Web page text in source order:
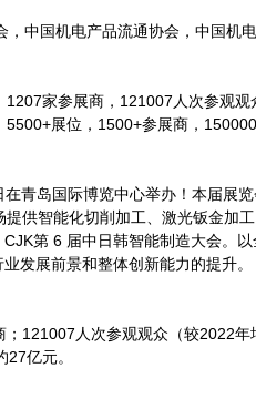
中国机电产品流通协会，中国机
家参展商，121007人次参观观
展位，1500+参展商，
岛国际博览中心举办！本届展
供智能化切削加工、激光钣金加
第 6 届中日韩智能制造大会。
发展前景和整体创新能力的提升。
121007人次参观观众（较2022
亿元。